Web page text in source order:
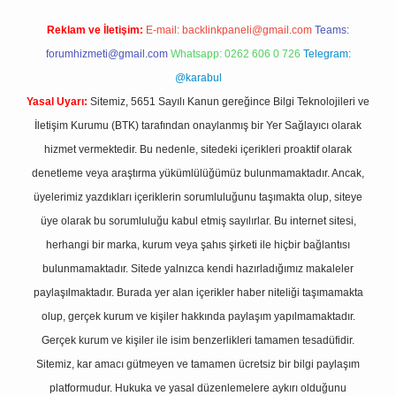
Reklam ve İletişim: E-mail: backlinkpaneli@gmail.com Teams:
forumhizmeti@gmail.com Whatsapp: 0262 606 0 726 Telegram:
@karabul
Yasal Uyarı: Sitemiz, 5651 Sayılı Kanun gereğince Bilgi Teknolojileri ve
İletişim Kurumu (BTK) tarafından onaylanmış bir Yer Sağlayıcı olarak
hizmet vermektedir. Bu nedenle, sitedeki içerikleri proaktif olarak
denetleme veya araştırma yükümlülüğümüz bulunmamaktadır. Ancak,
üyelerimiz yazdıkları içeriklerin sorumluluğunu taşımakta olup, siteye
üye olarak bu sorumluluğu kabul etmiş sayılırlar. Bu internet sitesi,
herhangi bir marka, kurum veya şahıs şirketi ile hiçbir bağlantısı
bulunmamaktadır. Sitede yalnızca kendi hazırladığımız makaleler
paylaşılmaktadır. Burada yer alan içerikler haber niteliği taşımamakta
olup, gerçek kurum ve kişiler hakkında paylaşım yapılmamaktadır.
Gerçek kurum ve kişiler ile isim benzerlikleri tamamen tesadüfidir.
Sitemiz, kar amacı gütmeyen ve tamamen ücretsiz bir bilgi paylaşım
platformudur. Hukuka ve yasal düzenlemelere aykırı olduğunu